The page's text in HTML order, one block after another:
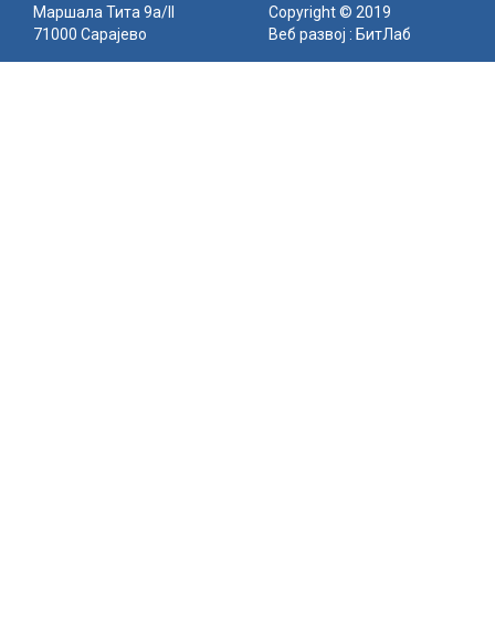
Маршала Тита 9а/II
71000 Сарајево
Copyright © 2019
Веб развој : БитЛаб